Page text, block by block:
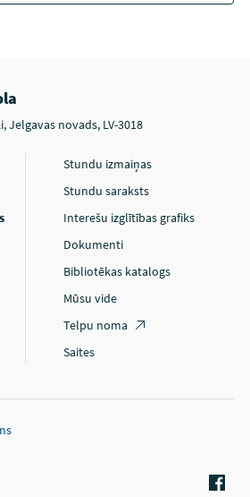
Jelgavas novads, LV-3018
Stundu izmaiņas
Stundu saraksts
Interešu izglītības grafiks
Dokumenti
Bibliotēkas katalogs
Mūsu vide
Telpu noma
Saites